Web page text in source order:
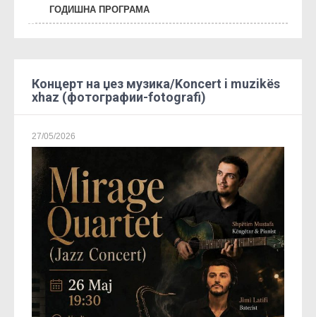
ГОДИШНА ПРОГРАМА
Концерт на џез музика/Koncert i muzikës
xhaz (фотографии-fotografi)
27/05/2026